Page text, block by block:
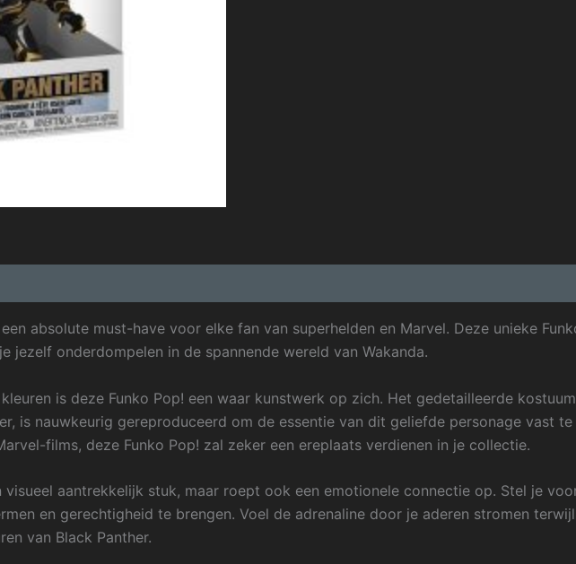
absolute must-have voor elke fan van superhelden en Marvel. Deze unieke
jezelf onderdompelen in de spannende wereld van Wakanda.
is deze Funko Pop! een waar kunstwerk op zich. Het gedetailleerde
is nauwkeurig gereproduceerd om de essentie van dit geliefde personage vast te
films, deze Funko Pop! zal zeker een ereplaats verdienen in je collectie.
visueel aantrekkelijk stuk, maar roept ook een emotionele connectie op. Stel je
en gerechtigheid te brengen. Voel de adrenaline door je aderen stromen
van Black Panther.